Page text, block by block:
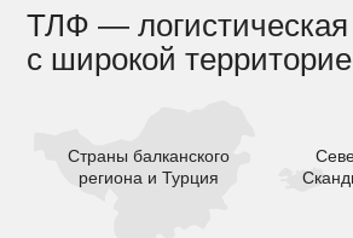
ТЛФ —
с широкой
Страны балканского
региона и Турция